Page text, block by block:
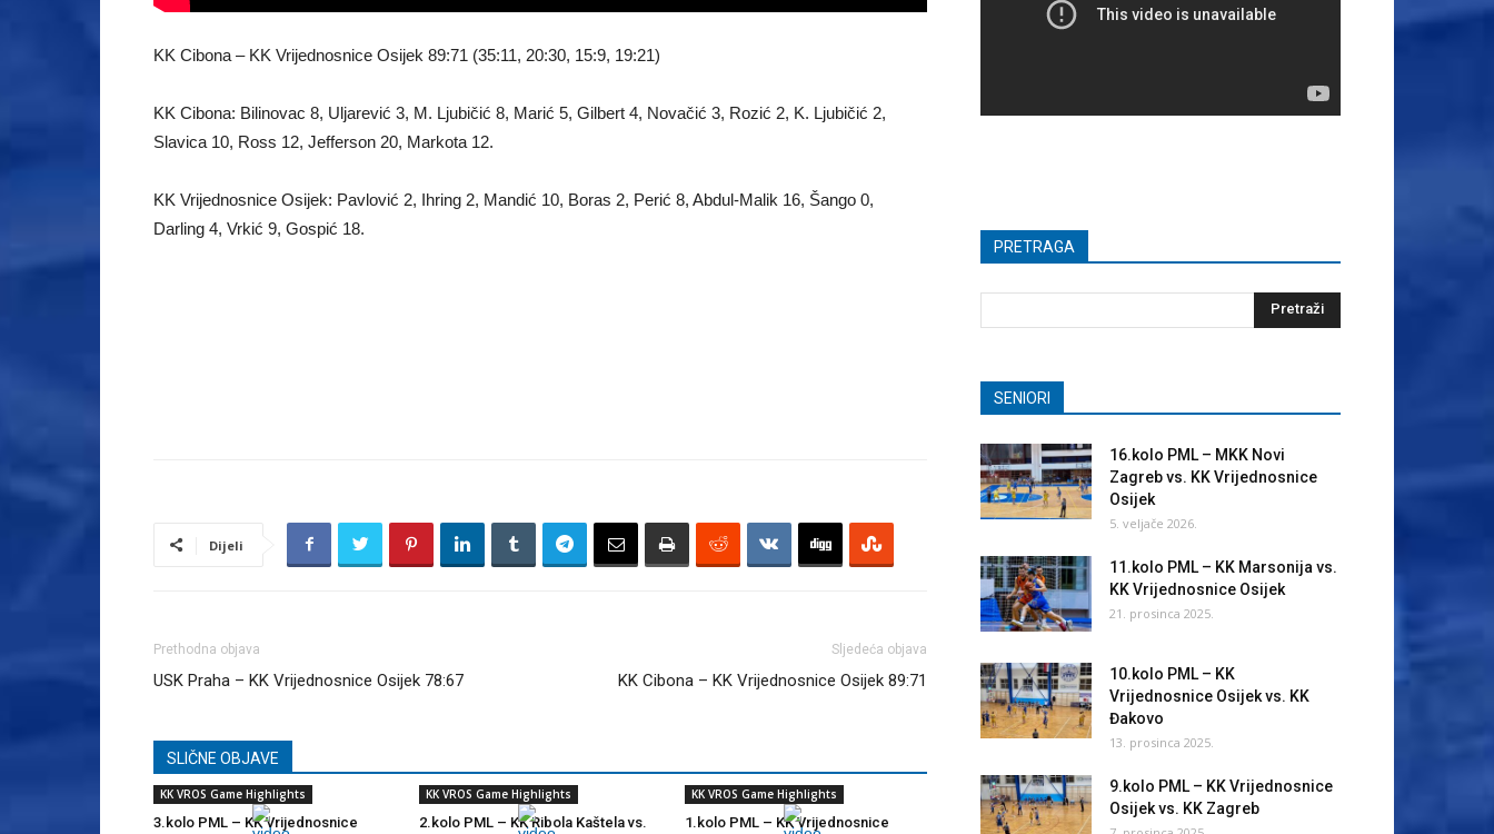
KK Cibona – KK Vrijednosnice Osijek 89:71 (35:11, 20:30, 15:9, 19:21)
KK Cibona: Bilinovac 8, Uljarević 3, M. Ljubičić 8, Marić 5, Gilbert 4, Novačić 3, Rozić 2, K. Ljubičić 2,
Slavica 10, Ross 12, Jefferson 20, Markota 12.
KK Vrijednosnice Osijek: Pavlović 2, Ihring 2, Mandić 10, Boras 2, Perić 8, Abdul-Malik 16, Šango 0,
Darling 4, Vrkić 9, Gospić 18.
Dijeli
Prethodna objava
USK Praha – KK Vrijednosnice Osijek 78:67
Sljedeća objava
KK Cibona – KK Vrijednosnice Osijek 89:71
SLIČNE OBJAVE
KK VROS Game Highlights
3.kolo PML – KK Vrijednosnice
KK VROS Game Highlights
2.kolo PML – KK Ribola Kaštela vs.
KK VROS Game Highlights
1.kolo PML – KK Vrijednosnice
PRETRAGA
SENIORI
16.kolo PML – MKK Novi
Zagreb vs. KK Vrijednosnice
Osijek
5. veljače 2026.
11.kolo PML – KK Marsonija vs.
KK Vrijednosnice Osijek
21. prosinca 2025.
10.kolo PML – KK
Vrijednosnice Osijek vs. KK
Đakovo
13. prosinca 2025.
9.kolo PML – KK Vrijednosnice
Osijek vs. KK Zagreb